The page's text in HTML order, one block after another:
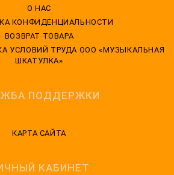
О НАС
КОНФИДЕНЦИАЛЬНОСТИ
ВОЗВРАТ ТОВАРА
УСЛОВИЙ ТРУДА ООО «МУЗЫКАЛЬНАЯ
ШКАТУЛКА»
ПОДДЕРЖКИ
КАРТА САЙТА
КАБИНЕТ